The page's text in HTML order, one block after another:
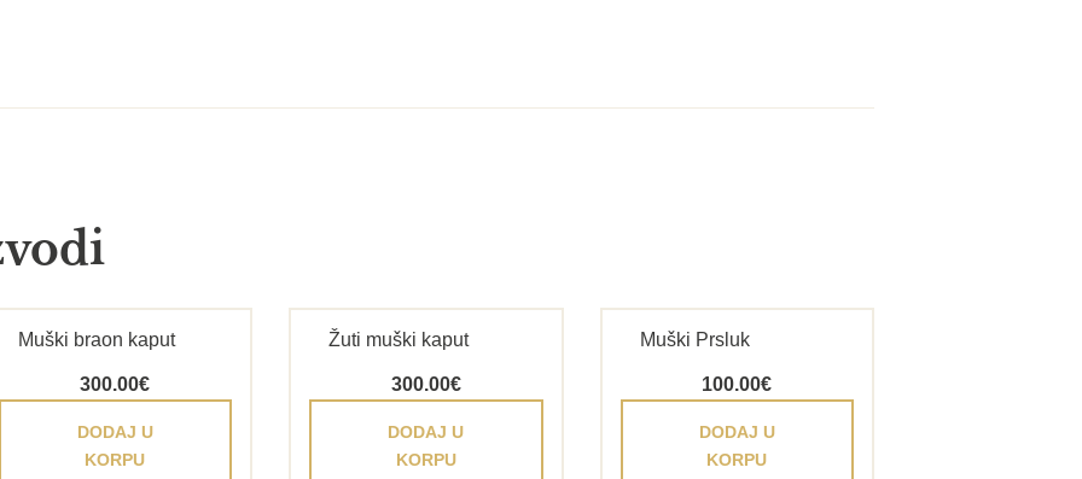
Muški braon kaput
300.00€
DODAJ U
KORPU
Žuti muški kaput
300.00€
DODAJ U
KORPU
Muški Prsluk
100.00€
DODAJ U
KORPU